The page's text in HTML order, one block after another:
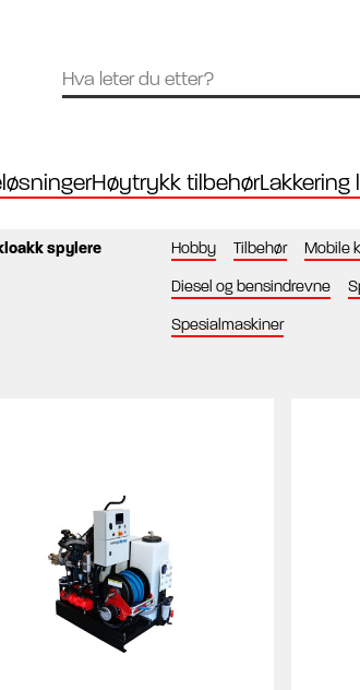
Høytrykk tilbehørLakkering
spylere Hobby Tilbehør Mobile
Diesel og bensindrevne
Spesialmaskiner